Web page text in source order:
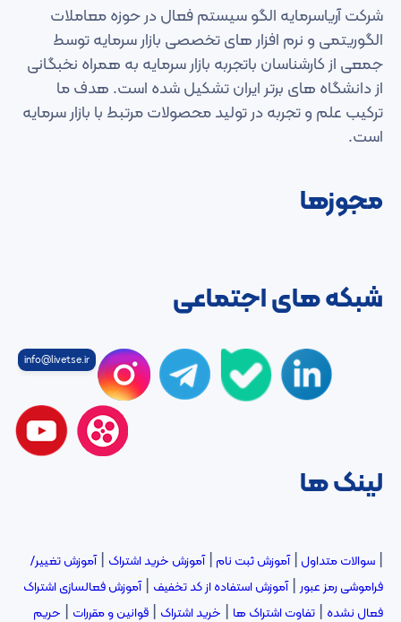
شرکت آریاسرمایه الگو سیستم فعال در حوزه معاملات
الگوریتمی و نرم افزار های تخصصی بازار سرمایه توسط
جمعی از کارشناسان باتجربه بازار سرمایه به همراه نخبگانی
از دانشگاه های برتر ایران تشکیل شده است. هدف ما
ترکیب علم و تجربه در تولید محصولات مرتبط با بازار سرمایه
است.
مجوزها
شبکه های اجتماعی
info@livetse.ir
لینک ها
| سوالات متداول |آموزش ثبت نام |آموزش خرید اشتراک |آموزش تغییر/
فراموشی رمز عبور|آموزش استفاده از کد تخفیف |آموزش فعالسازی اشتراک
فعال نشده | تفاوت اشتراک ها | خرید اشتراک | قوانین و مقررات | حریم